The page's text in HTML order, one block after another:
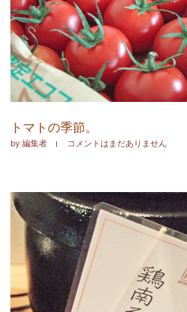
トマトの季節。
by 編集者 コメントはまだありません